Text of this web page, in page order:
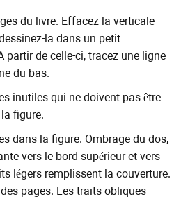
du livre. Effacez la verticale
la dans un petit
partir de celle-ci, tracez une ligne
du bas.
inutiles qui ne doivent pas être
figure.
dans la figure. Ombrage du dos,
vers le bord supérieur et vers
légers remplissent la couverture.
pages. Les traits obliques